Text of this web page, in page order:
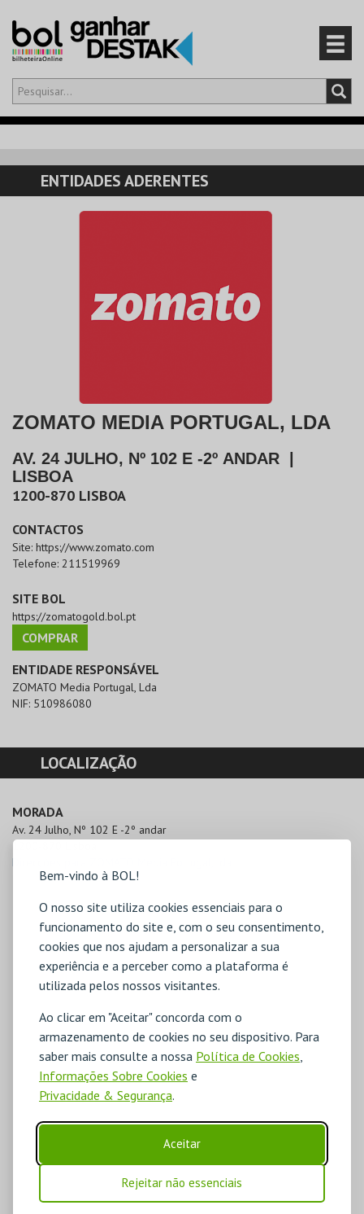
Bem-vindo à BOL!
O nosso site utiliza cookies essenciais para o
funcionamento do site e, com o seu consentimento,
cookies que nos ajudam a personalizar a sua
experiência e a perceber como a plataforma é
utilizada pelos nossos visitantes.
Ao clicar em "Aceitar" concorda com o
armazenamento de cookies no seu dispositivo. Para
saber mais consulte a nossa Política de Cookies
Informações Sobre Cookies e
Privacidade & Segurança.
Aceitar
Rejeitar não essenciais
Olá,iniciar sessão
CARRINHO
EVENTOS
ENTIDADES ADERENTES
ZOMATO MEDIA PORTUGAL, LDA
AV. 24 JULHO, Nº 102 E -2º ANDAR
LISBOA
1200-870 LISBOA
CONTACTOS
Site: https://www.zomato.com
Telefone: 211519969
SITE BOL
https://zomatogold.bol.pt
COMPRAR
ENTIDADE RESPONSÁVEL
ZOMATO Media Portugal, Lda
NIF: 510986080
LOCALIZAÇÃO
MORADA
Av. 24 Julho, Nº 102 E -2º andar
1200-870 Lisboa
Direcções para ZOMATO Media Portugal,Lda